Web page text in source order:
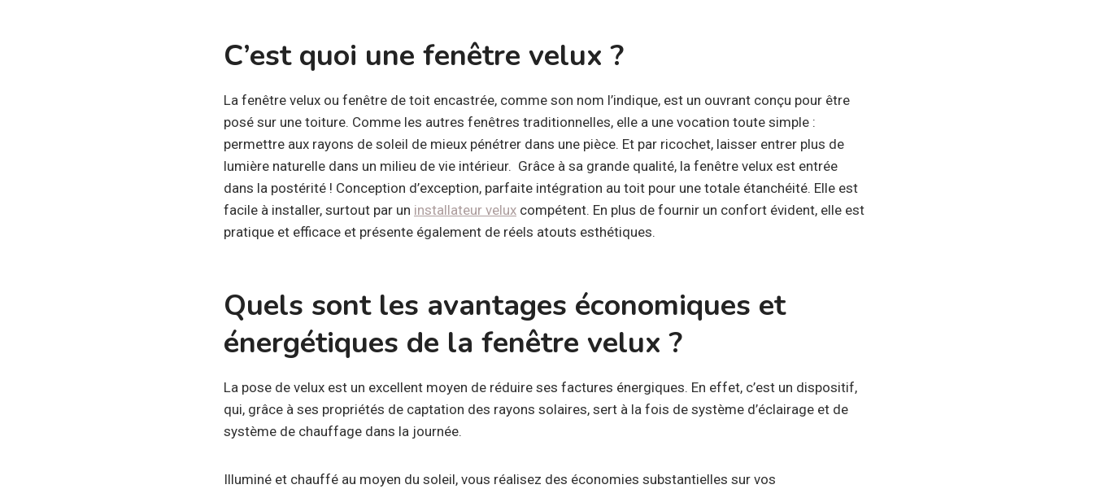
C’est quoi une fenêtre velux ?
La fenêtre velux ou fenêtre de toit encastrée, comme son nom l’indique, est un ouvrant conçu pour être
posé sur une toiture. Comme les autres fenêtres traditionnelles, elle a une vocation toute simple :
permettre aux rayons de soleil de mieux pénétrer dans une pièce. Et par ricochet, laisser entrer plus de
lumière naturelle dans un milieu de vie intérieur. Grâce à sa grande qualité, la fenêtre velux est entrée
dans la postérité ! Conception d’exception, parfaite intégration au toit pour une totale étanchéité. Elle est
facile à installer, surtout par un installateur velux compétent. En plus de fournir un confort évident, elle est
pratique et efficace et présente également de réels atouts esthétiques.
Quels sont les avantages économiques et
énergétiques de la fenêtre velux ?
La pose de velux est un excellent moyen de réduire ses factures énergiques. En effet, c’est un dispositif,
qui, grâce à ses propriétés de captation des rayons solaires, sert à la fois de système d’éclairage et de
système de chauffage dans la journée.
Illuminé et chauffé au moyen du soleil, vous réalisez des économies substantielles sur vos